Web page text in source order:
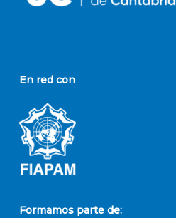
En red con
Formamos parte de: